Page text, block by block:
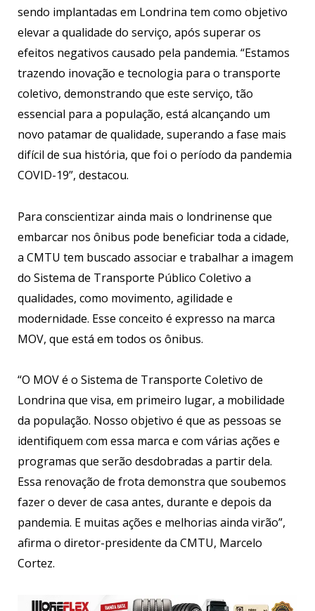
sendo implantadas em Londrina tem como objetivo
elevar a qualidade do serviço, após superar os
efeitos negativos causado pela pandemia. “Estamos
trazendo inovação e tecnologia para o transporte
coletivo, demonstrando que este serviço, tão
essencial para a população, está alcançando um
novo patamar de qualidade, superando a fase mais
difícil de sua história, que foi o período da pandemia
COVID-19”, destacou.
Para conscientizar ainda mais o londrinense que
embarcar nos ônibus pode beneficiar toda a cidade,
a CMTU tem buscado associar e trabalhar a imagem
do Sistema de Transporte Público Coletivo a
qualidades, como movimento, agilidade e
modernidade. Esse conceito é expresso na marca
MOV, que está em todos os ônibus.
“O MOV é o Sistema de Transporte Coletivo de
Londrina que visa, em primeiro lugar, a mobilidade
da população. Nosso objetivo é que as pessoas se
identifiquem com essa marca e com várias ações e
programas que serão desdobradas a partir dela.
Essa renovação de frota demonstra que soubemos
fazer o dever de casa antes, durante e depois da
pandemia. E muitas ações e melhorias ainda virão”,
afirma o diretor-presidente da CMTU, Marcelo
Cortez.